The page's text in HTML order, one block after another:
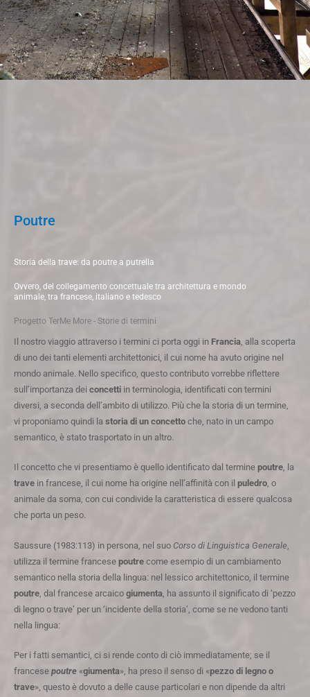
Poutre
Storia della trave: da poutre a putrella
Ovvero, del collegamento concettuale tra architettura e mondo
animale, tra francese, italiano e tedesco
Progetto TerMe More - Storie di termini
Il nostro viaggio attraverso i termini ci porta oggi in Francia, alla scoperta
di uno dei tanti elementi architettonici, il cui nome ha avuto origine nel
mondo animale. Nello specifico, questo contributo vorrebbe riflettere
sull’importanza dei concetti in terminologia, identificati con termini
diversi, a seconda dell’ambito di utilizzo. Più che la storia di un termine,
vi proponiamo quindi la storia di un concetto che, nato in un campo
semantico, è stato trasportato in un altro.
Il concetto che vi presentiamo è quello identificato dal termine poutre, la
trave in francese, il cui nome ha origine nell’affinità con il puledro, o
animale da soma, con cui condivide la caratteristica di essere qualcosa
che porta un peso.
Saussure (1983:113) in persona, nel suo Corso di Linguistica Generale
utilizza il termine francese poutre come esempio di un cambiamento
semantico nella storia della lingua: nel lessico architettonico, il termine
poutre , dal francese arcaico giumenta , ha assunto il significato di ‘pezzo
di legno o trave’ per un ‘incidente della storia’, come se ne vedono tanti
nella lingua:
Per i fatti semantici, ci si rende conto di ciò immediatamente; se il
francese poutre «giumenta», ha preso il senso di «pezzo di legno o
trave», questo è dovuto a delle cause particolari e non dipende da altri